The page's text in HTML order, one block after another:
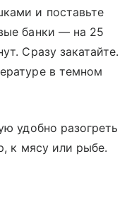
и поставьте
банки — на 25
Сразу закатайте.
в темном
удобно разогреть
к мясу или рыбе.